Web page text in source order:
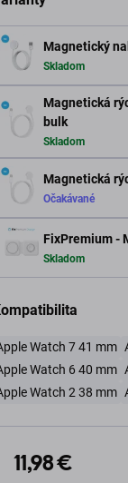
Magnetický
Skladom
Magnetická
bulk
Skladom
Magnetická
Očakávané
FixPremium -
Skladom
Watch 7 41 mm
Watch 6 40 mm
Watch 2 38 mm
11,98 €